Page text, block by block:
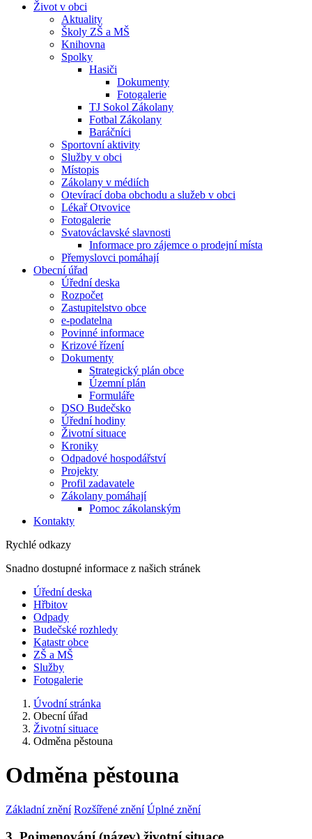
Život v obci
Aktuality
Školy ZŠ a MŠ
Knihovna
Spolky
Hasiči
Dokumenty
Fotogalerie
TJ Sokol Zákolany
Fotbal Zákolany
Baráčníci
Sportovní aktivity
Služby v obci
Místopis
Zákolany v médiích
Otevírací doba obchodu a služeb v obci
Lékař Otvovice
Fotogalerie
Svatováclavské slavnosti
Informace pro zájemce o prodejní místa
Přemyslovci pomáhají
Obecní úřad
Úřední deska
Rozpočet
Zastupitelstvo obce
e-podatelna
Povinné informace
Krizové řízení
Dokumenty
Strategický plán obce
Územní plán
Formuláře
DSO Budečsko
Úřední hodiny
Životní situace
Kroniky
Odpadové hospodářství
Projekty
Profil zadavatele
Zákolany pomáhají
Pomoc zákolanským
Kontakty
Rychlé odkazy
Snadno dostupné informace z našich stránek
Úřední deska
Hřbitov
Odpady
Budečské rozhledy
Katastr obce
ZŠ a MŠ
Služby
Fotogalerie
Úvodní stránka
Obecní úřad
Životní situace
Odměna pěstouna
Odměna pěstouna
Základní znění Rozšířené znění Úplné znění